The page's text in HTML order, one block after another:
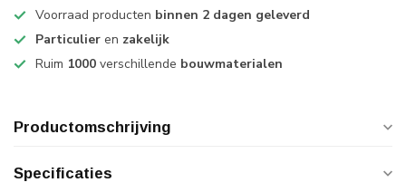
Voorraad producten binnen 2 dagen geleverd
Particulier en zakelijk
Ruim 1000 verschillende bouwmaterialen
Productomschrijving
Specificaties